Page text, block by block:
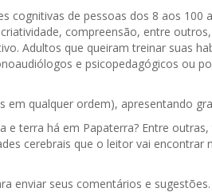
cognitivas de pessoas dos 8 aos 100
compreensão, entre
Adultos que queiram treinar suas
e psicopedagógicos ou
qualquer ordem), apresentando
terra há em Papaterra? Entre
cerebrais que o leitor vai encontrar
enviar seus comentários e sugestões.